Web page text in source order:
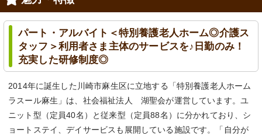
パート・アルバイト＜特別養護老人ホーム◎介護ス
タッフ＞利用者さま主体のサービスを♪日勤のみ！
充実した研修制度◎
2014年に誕生した川崎市麻生区に立地する「特別養護老人ホーム
ラスール麻生」は、社会福祉法人 湖聖会が運営しています。ユ
ニット型（定員40名）と従来型（定員88名）に分かれており、シ
ョートステイ、デイサービスも展開している施設です。「自分が